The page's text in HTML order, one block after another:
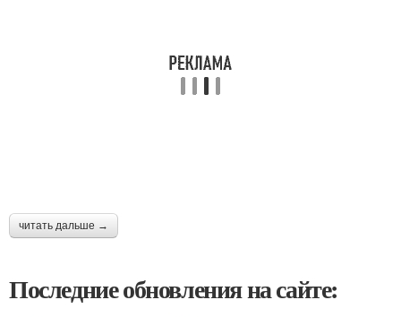
читать дальше →
Последние обновления на сайте: